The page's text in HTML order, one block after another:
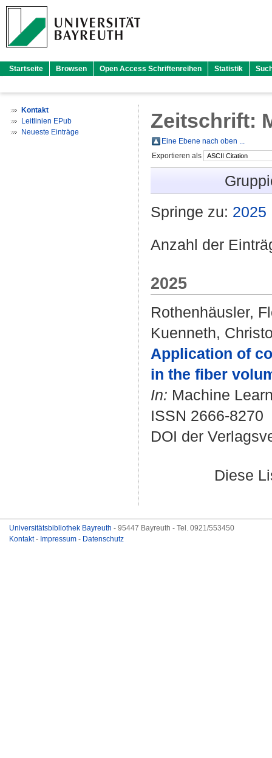
Startseite Browsen Open Access Schriftenreihen Statistik
Kontakt
Leitlinien EPub
Neueste Einträge
Zeitschrift:
Eine Ebene nach oben ...
Exportieren als
Springe zu: 2025
Anzahl der
2025
Rothenhäusler,
Kuenneth,
Application of
in the fiber
In: Machine
ISSN 2666-8270
DOI der
Diese
Universitätsbibliothek Bayreuth - 95447 Bayreuth - Tel. 0921/553450
Kontakt- Impressum - Datenschutz